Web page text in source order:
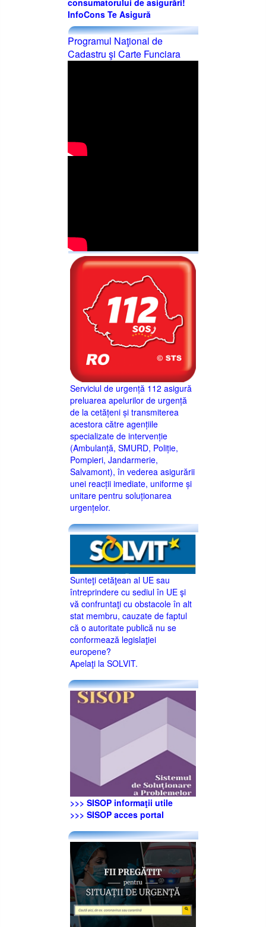
InfoCons Te Asigură
Programul Naţional de
Cadastru şi Carte Funciara
Serviciul de urgență 112 asigură
preluarea apelurilor de urgență
de la cetățeni și transmiterea
acestora către agențiile
specializate de intervenție
(Ambulanță, SMURD, Poliție,
Pompieri, Jandarmerie,
Salvamont), în vederea asigurării
unei reacții imediate, uniforme și
unitare pentru soluționarea
urgențelor.
Sunteţi cetăţean al UE sau
întreprindere cu sediul în UE şi
vă confruntaţi cu obstacole în alt
stat membru, cauzate de faptul
că o autoritate publică nu se
conformează legislaţiei
europene?
Apelaţi la SOLVIT.
>>> SISOP informaţii utile
>>> SISOP acces portal